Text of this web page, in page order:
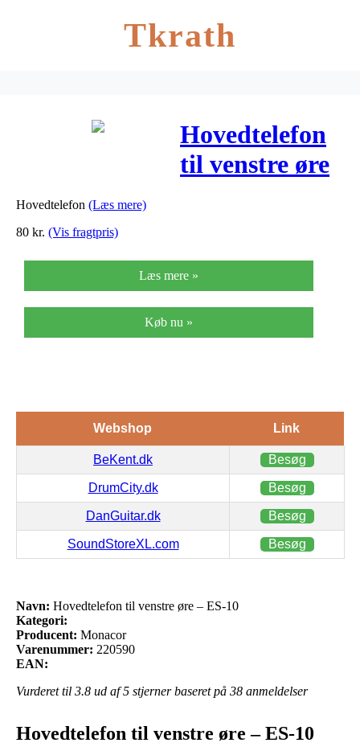
Tkrath
Hovedtelefon
til venstre øre
Hovedtelefon (Læs mere)
80 kr. (Vis fragtpris)
Læs mere »
Køb nu »
Webshop Link
BeKent.dk Besøg
DrumCity.dk Besøg
DanGuitar.dk Besøg
SoundStoreXL.com Besøg
Navn: Hovedtelefon til venstre øre – ES-10
Kategori:
Producent: Monacor
Varenummer: 220590
EAN:
Vurderet til 3.8 ud af 5 stjerner baseret på 38 anmeldelser
Hovedtelefon til venstre øre – ES-10